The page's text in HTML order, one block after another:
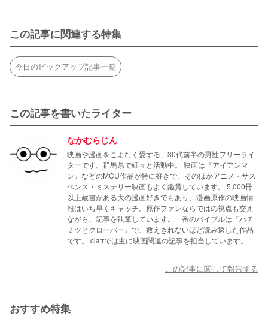
この記事に関連する特集
今日のピックアップ記事一覧
この記事を書いたライター
なかむらじん
映画や漫画をこよなく愛する、30代前半の男性フリーライ
ターです。群馬県で細々と活動中。 映画は『アイアンマ
ン』などのMCU作品が特に好きで、そのほかアニメ・サス
ペンス・ミステリー映画もよく鑑賞しています。 5,000冊
以上蔵書がある大の漫画好きでもあり、漫画原作の映画情
報はいち早くキャッチ。原作ファンならではの視点も交え
ながら、記事を執筆しています。一番のバイブルは『ハチ
ミツとクローバー』で、数えきれないほど読み返した作品
です。 ciatrでは主に映画関連の記事を担当しています。
この記事に関して報告する
おすすめ特集